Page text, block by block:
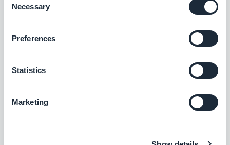
Selection
Necessary
Preferences
Statistics
Marketing
GoodBarber veröffentlichen Sie die